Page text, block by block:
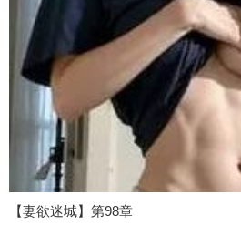
【妻欲迷城】第98章